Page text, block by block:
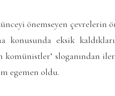
önemseyen çevrelerin
konusunda eksik
komünistler’ sloganından
egemen oldu.